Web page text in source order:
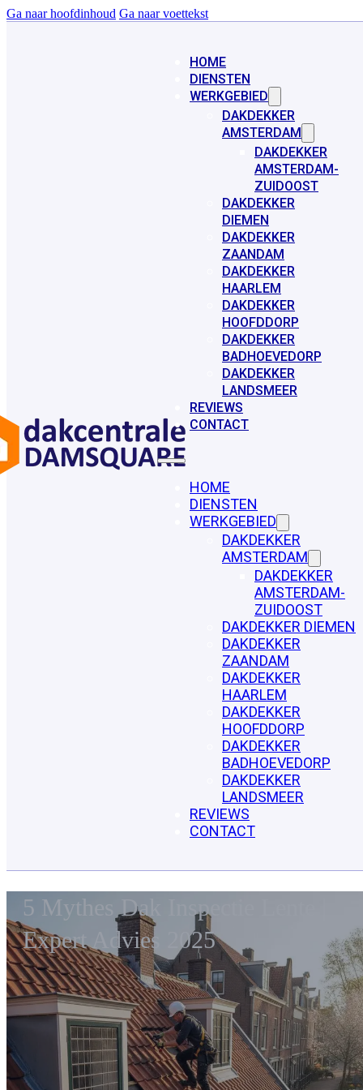
Ga naar hoofdinhoud Ga naar voettekst
HOME
DIENSTEN
WERKGEBIED
DAKDEKKER
AMSTERDAM
DAKDEKKER
AMSTERDAM-
ZUIDOOST
DAKDEKKER
DIEMEN
DAKDEKKER
ZAANDAM
DAKDEKKER
HAARLEM
DAKDEKKER
HOOFDDORP
DAKDEKKER
BADHOEVEDORP
DAKDEKKER
LANDSMEER
REVIEWS
CONTACT
HOME
DIENSTEN
WERKGEBIED
DAKDEKKER
AMSTERDAM
DAKDEKKER
AMSTERDAM-
ZUIDOOST
DAKDEKKER DIEMEN
DAKDEKKER
ZAANDAM
DAKDEKKER
HAARLEM
DAKDEKKER
HOOFDDORP
DAKDEKKER
BADHOEVEDORP
DAKDEKKER
LANDSMEER
REVIEWS
CONTACT
5 Mythes Dak Inspectie Lente |
Expert Advies 2025